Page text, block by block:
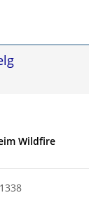
Wildfire